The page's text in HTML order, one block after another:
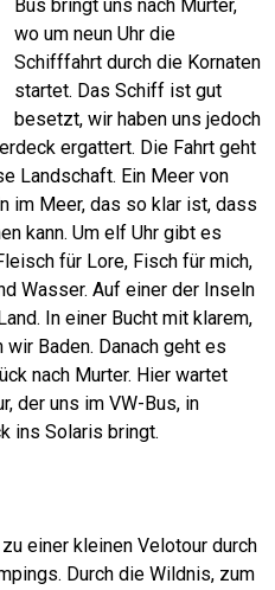
Bus bringt uns nach Murter,
wo um neun Uhr die
Schifffahrt durch die Kornaten
startet. Das Schiff ist gut
besetzt, wir haben uns jedoch
ergattert. Die Fahrt geht
Landschaft. Ein Meer von
im Meer, das so klar ist, dass
kann. Um elf Uhr gibt es
für Lore, Fisch für mich,
Wasser. Auf einer der Inseln
In einer Bucht mit klarem,
Baden. Danach geht es
nach Murter. Hier wartet
der uns im VW-Bus, in
ins Solaris bringt.
einer kleinen Velotour durch
Durch die Wildnis, zum